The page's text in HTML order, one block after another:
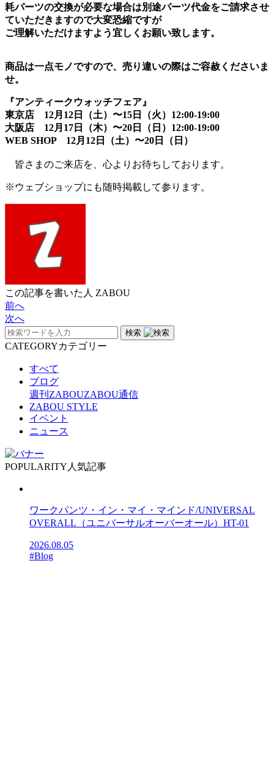
耗パーツの交換が必要な場合は別途パーツ代金をご請求させ
ていただきますので大変恐縮ですが
ご理解いただけますよう宜しくお願い致します。
商品は一点モノですので、売り違いの際はご容赦くださいま
せ。
『アンティークウォッチフェア』
東京店 12月12日（土）〜15日（火）12:00-19:00
大阪店 12月17日（木）〜20日（日）12:00-19:00
WEB SHOP 12月12日（土）〜20日（日）
皆さまのご来店を、心よりお待ちしております。
※ウェブショップにも随時掲載して参ります。
この記事を書いた人 ZABOU
前へ
次へ
検索
CATEGORYカテゴリー
すべて
ブログ
週刊ZABOUZABOU通信
ZABOU STYLE
イベント
ニュース
POPULARITY 人気記事
ワークパンツ・イン・マイ・マインド/UNIVERSAL
OVERALL（ユニバーサルオーバーオール）HT-01
2026.08.05
#Blog